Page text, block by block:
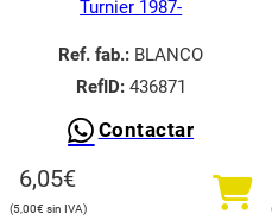
Turnier 1987-
Ref. fab.: BLANCO
RefID:436871
Contactar
6,05€
5,00€